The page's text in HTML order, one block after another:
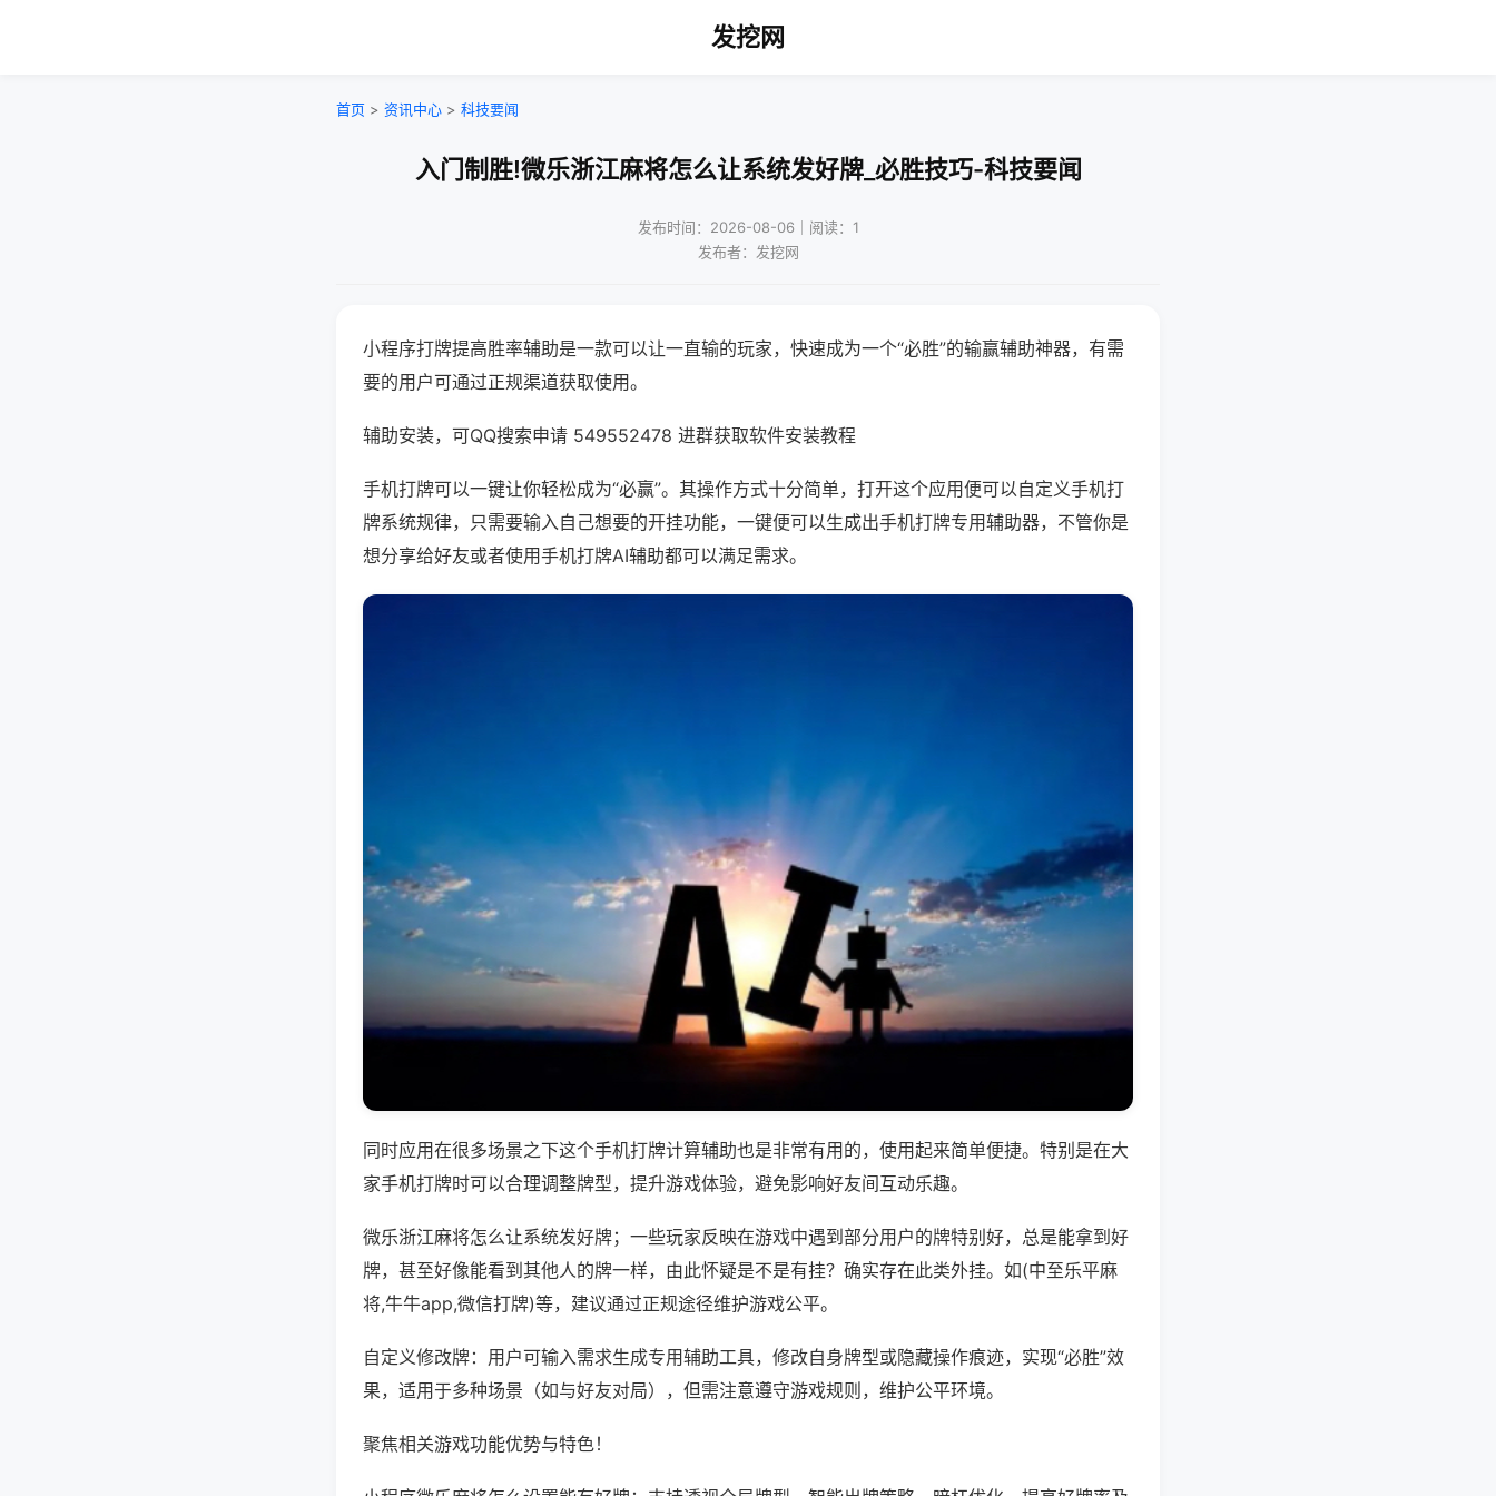
发挖网
首页 > 资讯中心 > 科技要闻
入门制胜!微乐浙江麻将怎么让系统发好牌_必胜技巧-科技要闻
发布时间：2026-08-06｜阅读：1
发布者：发挖网
小程序打牌提高胜率辅助是一款可以让一直输的玩家，快速成为一个“必胜”的输赢辅助神器，有需
要的用户可通过正规渠道获取使用。
辅助安装，可QQ搜索申请 549552478 进群获取软件安装教程
手机打牌可以一键让你轻松成为“必赢”。其操作方式十分简单，打开这个应用便可以自定义手机打
牌系统规律，只需要输入自己想要的开挂功能，一键便可以生成出手机打牌专用辅助器，不管你是
想分享给好友或者使用手机打牌AI辅助都可以满足需求。
同时应用在很多场景之下这个手机打牌计算辅助也是非常有用的，使用起来简单便捷。特别是在大
家手机打牌时可以合理调整牌型，提升游戏体验，避免影响好友间互动乐趣。
微乐浙江麻将怎么让系统发好牌；一些玩家反映在游戏中遇到部分用户的牌特别好，总是能拿到好
牌，甚至好像能看到其他人的牌一样，由此怀疑是不是有挂？确实存在此类外挂。如(中至乐平麻
将,牛牛app,微信打牌)等，建议通过正规途径维护游戏公平。
自定义修改牌：用户可输入需求生成专用辅助工具，修改自身牌型或隐藏操作痕迹，实现“必胜”效
果，适用于多种场景（如与好友对局），但需注意遵守游戏规则，维护公平环境。
聚焦相关游戏功能优势与特色！